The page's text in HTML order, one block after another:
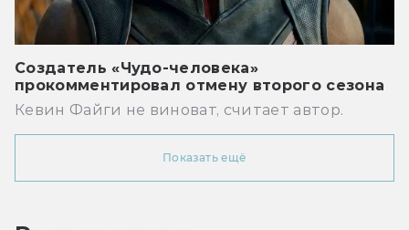
Создатель «Чудо-человека»
прокомментировал отмену второго сезона
Кевин Файги не виноват, считает автор.
Показать ещё